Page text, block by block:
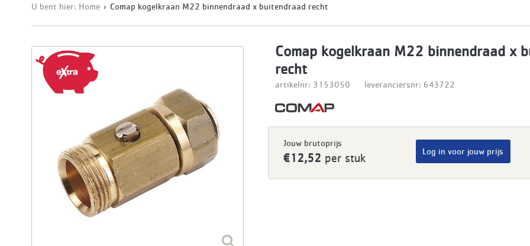
U bent hier: Home Comap kogelkraan M22 binnendraad x buitendraad recht
Comap kogelkraan M22 binnendraad x
recht
artikelnr: 3153050 leveranciersnr: 643722
Jouw brutoprijs
€12,52 per stuk
Log in voor jouw prijs